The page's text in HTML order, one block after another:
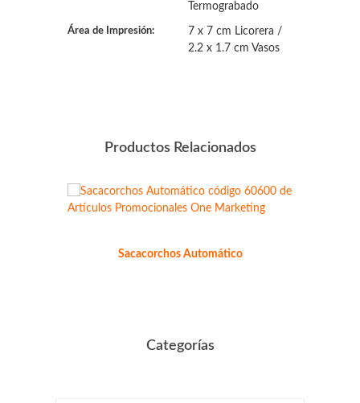
Termograbado
Área de Impresión:
7 x 7 cm Licorera /
2.2 x 1.7 cm Vasos
Productos Relacionados
Sacacorchos Automático
Categorías